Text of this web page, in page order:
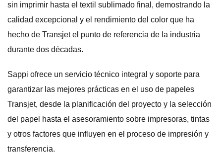
sin imprimir hasta el textil sublimado final, demostrando la
calidad excepcional y el rendimiento del color que ha
hecho de Transjet el punto de referencia de la industria
durante dos décadas.
Sappi ofrece un servicio técnico integral y soporte para
garantizar las mejores prácticas en el uso de papeles
Transjet, desde la planificación del proyecto y la selección
del papel hasta el asesoramiento sobre impresoras, tintas
y otros factores que influyen en el proceso de impresión y
transferencia.